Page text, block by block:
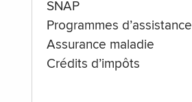
SNAP
Programmes d’assistance
Assurance maladie
Crédits d’impôts